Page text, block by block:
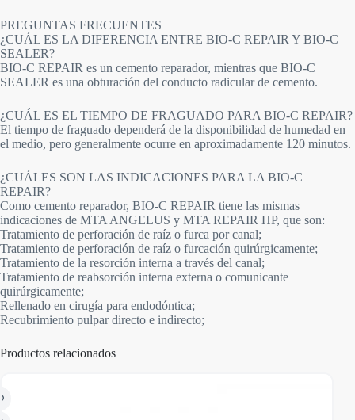
PREGUNTAS FRECUENTES
¿CUÁL ES LA DIFERENCIA ENTRE BIO-C REPAIR Y BIO-C
SEALER?
BIO-C REPAIR es un cemento reparador, mientras que BIO-C
SEALER es una obturación del conducto radicular de cemento.
¿CUÁL ES EL TIEMPO DE FRAGUADO PARA BIO-C REPAIR?
El tiempo de fraguado dependerá de la disponibilidad de humedad en
el medio, pero generalmente ocurre en aproximadamente 120 minutos.
¿CUÁLES SON LAS INDICACIONES PARA LA BIO-C
REPAIR?
Como cemento reparador, BIO-C REPAIR tiene las mismas
indicaciones de MTA ANGELUS y MTA REPAIR HP, que son:
Tratamiento de perforación de raíz o furca por canal;
Tratamiento de perforación de raíz o furcación quirúrgicamente;
Tratamiento de la resorción interna a través del canal;
Tratamiento de reabsorción interna externa o comunicante
quirúrgicamente;
Rellenado en cirugía para endodóntica;
Recubrimiento pulpar directo e indirecto;
Productos relacionados